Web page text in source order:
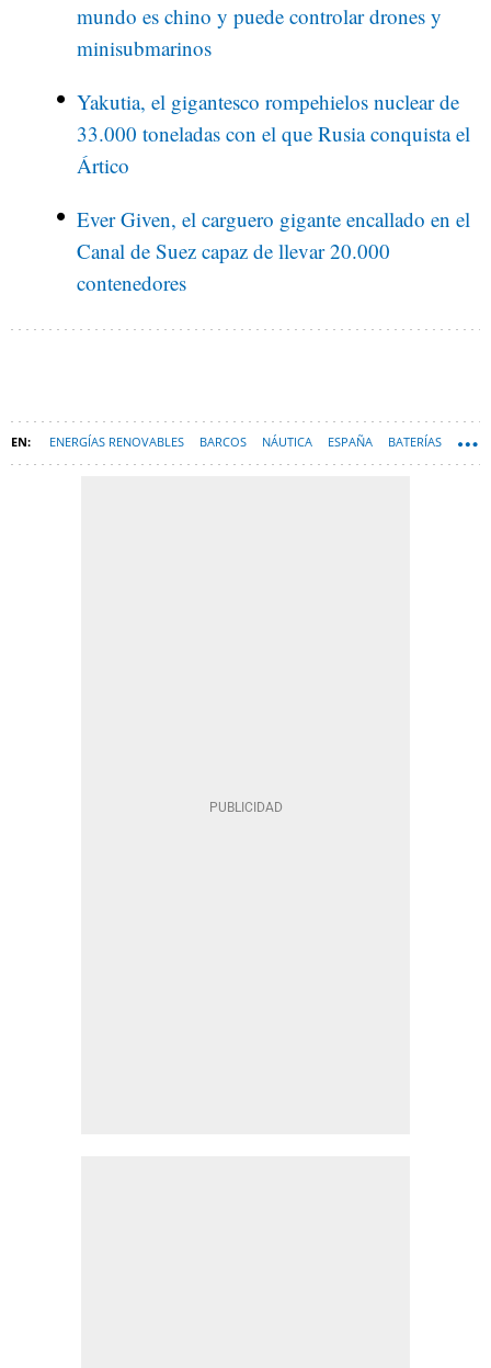
mundo es chino y puede controlar drones y
minisubmarinos
Yakutia, el gigantesco rompehielos nuclear de
33.000 toneladas con el que Rusia conquista el
Ártico
Ever Given, el carguero gigante encallado en el
Canal de Suez capaz de llevar 20.000
contenedores
ENERGÍAS RENOVABLES BARCOS NÁUTICA ESPAÑA BATERÍAS